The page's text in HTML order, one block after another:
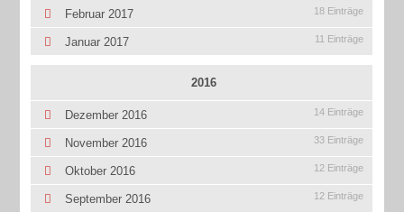
Februar 2017 18 Einträge
Januar 2017 11 Einträge
2016
Dezember 2016 14 Einträge
November 2016 33 Einträge
Oktober 2016 12 Einträge
September 2016 12 Einträge